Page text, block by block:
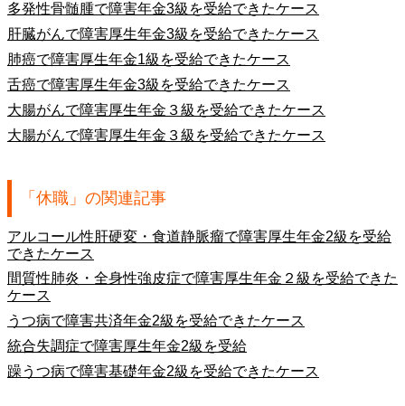
多発性骨髄腫で障害年金3級を受給できたケース
肝臓がんで障害厚生年金3級を受給できたケース
肺癌で障害厚生年金1級を受給できたケース
舌癌で障害厚生年金3級を受給できたケース
大腸がんで障害厚生年金３級を受給できたケース
大腸がんで障害厚生年金３級を受給できたケース
「休職」の関連記事
アルコール性肝硬変・食道静脈瘤で障害厚生年金2級を受給
できたケース
間質性肺炎・全身性強皮症で障害厚生年金２級を受給できた
ケース
うつ病で障害共済年金2級を受給できたケース
統合失調症で障害厚生年金2級を受給
躁うつ病で障害基礎年金2級を受給できたケース